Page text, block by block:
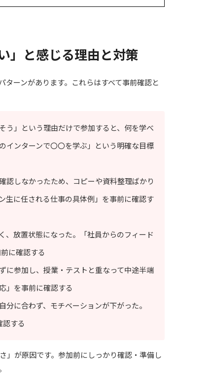
」と感じる理由と対策
ーンがあります。これらはすべて事前確認と
う」という理由だけで参加すると、何を学べ
インターンで〇〇を学ぶ」という明確な目標
認しなかったため、コピーや資料整理ばかり
生に任される仕事の具体例」を事前に確認す
、放置状態になった。「社員からのフィード
に確認する
に参加し、授業・テストと重なって中途半端
」を事前に確認する
に合わず、モチベーションが下がった。
する
」が原因です。参加前にしっかり確認・準備し